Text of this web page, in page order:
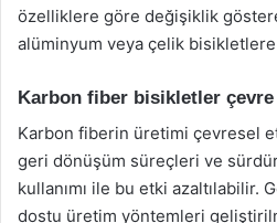
özelliklere göre değişiklik
alüminyum veya çelik bisikletlere
Karbon fiber bisikletler
Karbon fiberin üretimi çevresel
geri dönüşüm süreçleri ve
kullanımı ile bu etki azaltılabilir.
dostu üretim yöntemleri